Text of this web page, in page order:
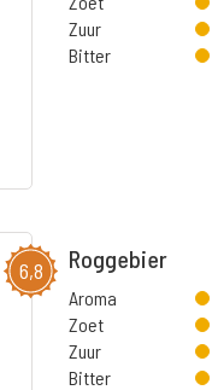
Zuur
Bitter
6,8 Roggebier
Aroma
Zoet
Zuur
Bitter